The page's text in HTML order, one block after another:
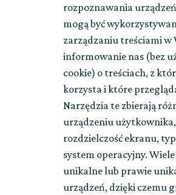
rozpoznawania
mogą być
zarządzaniu treściami
informowanie nas (bez
cookie) o treściach, z
korzysta i które
Narzędzia te zbierają
urządzeniu
rozdzielczość ekranu,
system operacyjny.
unikalne lub prawie
urządzeń, dzięki czemu